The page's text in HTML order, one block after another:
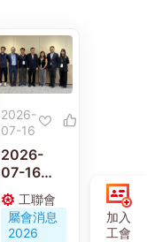
2026-
07-16
2026-
07-16
黃國、林
偉江李廣
宇與工會
工聯會
屬會消息
2026
加入
工會